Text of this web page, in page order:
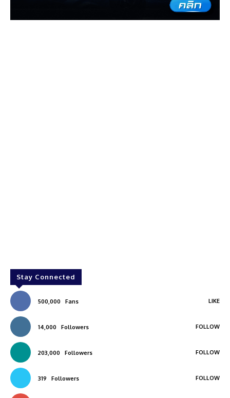
Stay Connected
500,000 Fans LIKE
14,000 Followers FOLLOW
203,000 Followers FOLLOW
319 Followers FOLLOW